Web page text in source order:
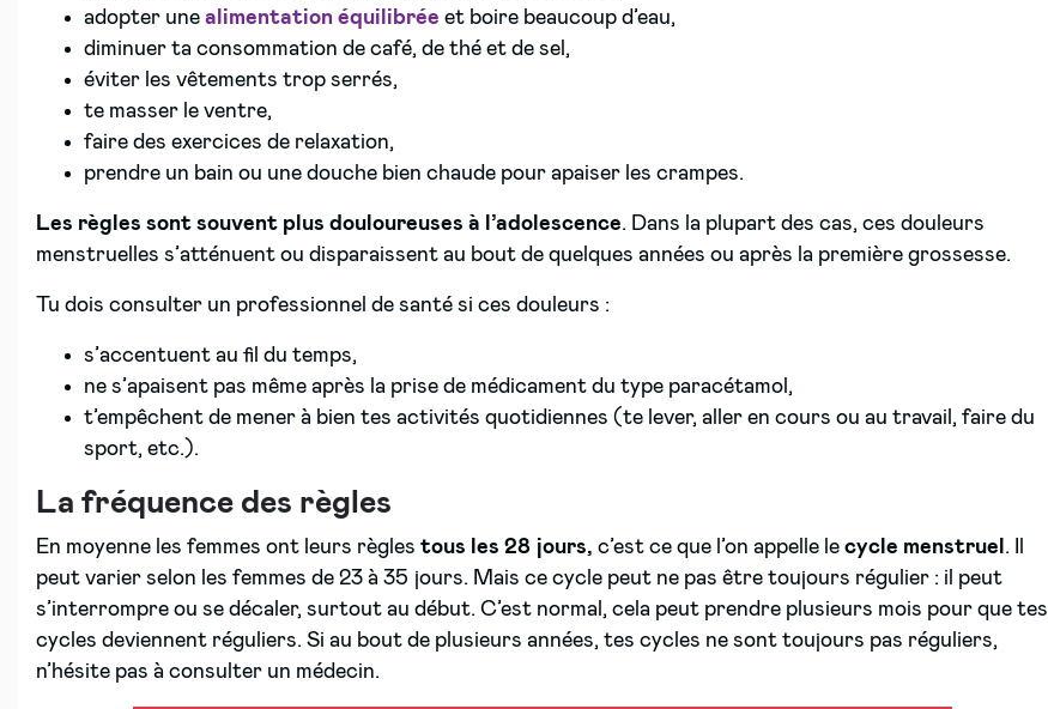
adopter une alimentation équilibrée et boire beaucoup d’eau,
diminuer ta consommation de café, de thé et de sel,
éviter les vêtements trop serrés,
te masser le ventre,
faire des exercices de relaxation,
prendre un bain ou une douche bien chaude pour apaiser les crampes.
Les règles sont souvent plus douloureuses à l’adolescence. Dans la plupart des cas, ces douleurs
menstruelles s’atténuent ou disparaissent au bout de quelques années ou après la première grossesse.
Tu dois consulter un professionnel de santé si ces douleurs :
s’accentuent au fil du temps,
ne s’apaisent pas même après la prise de médicament du type paracétamol,
t’empêchent de mener à bien tes activités quotidiennes (te lever, aller en cours ou au travail, faire du
sport, etc.).
La fréquence des règles
En moyenne les femmes ont leurs règles tous les 28 jours, c’est ce que l’on appelle le cycle menstruel . Il
peut varier selon les femmes de 23 à 35 jours. Mais ce cycle peut ne pas être toujours régulier : il peut
s’interrompre ou se décaler, surtout au début. C’est normal, cela peut prendre plusieurs mois pour que tes
cycles deviennent réguliers. Si au bout de plusieurs années, tes cycles ne sont toujours pas réguliers,
n’hésite pas à consulter un médecin.